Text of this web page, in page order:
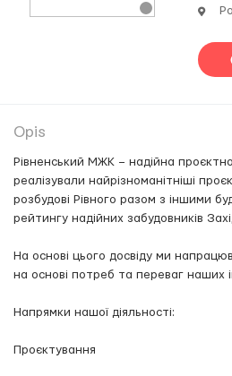
Opis
Рівненський МЖК – надійна
реалізували найрізноманітніші
розбудові Рівного разом з іншими
рейтингу надійних забудовників
На основі цього досвіду ми
на основі потреб та переваг наших
Напрямки нашої діяльності:
Проєктування